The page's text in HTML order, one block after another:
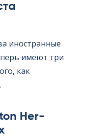
иностранные
имеют три
как
Her­